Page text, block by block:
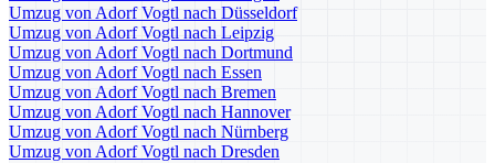
Umzug von Adorf Vogtl nach Düsseldorf
Umzug von Adorf Vogtl nach Leipzig
Umzug von Adorf Vogtl nach Dortmund
Umzug von Adorf Vogtl nach Essen
Umzug von Adorf Vogtl nach Bremen
Umzug von Adorf Vogtl nach Hannover
Umzug von Adorf Vogtl nach Nürnberg
Umzug von Adorf Vogtl nach Dresden